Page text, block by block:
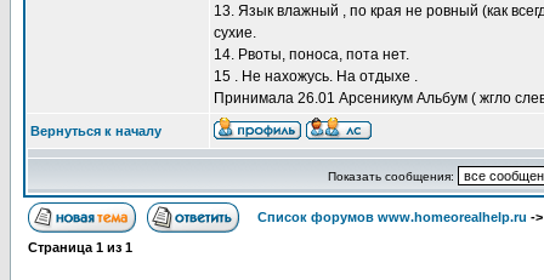
13. Язык влажный , по края не ровный (как
сухие.
14. Рвоты, поноса, пота нет.
15 . Не нахожусь. На отдыхе .
Принимала 26.01 Арсеникум Альбум ( жгло
Вернуться к началу
Показать сообщения:
Список форумов www.homeorealhelp.ru -
Страница 1 из 1